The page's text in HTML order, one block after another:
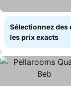
Sélectionnez des
les prix exacts